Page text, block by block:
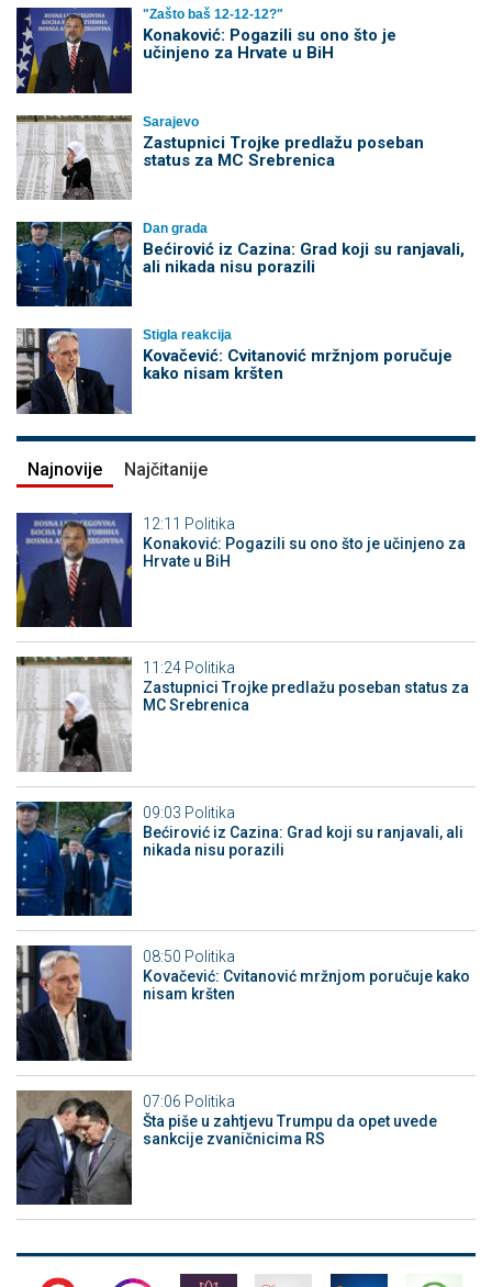
"Zašto baš 12-12-12?"
Konaković: Pogazili su ono što je
učinjeno za Hrvate u BiH
Sarajevo
Zastupnici Trojke predlažu poseban
status za MC Srebrenica
Dan grada
Bećirović iz Cazina: Grad koji su ranjavali,
ali nikada nisu porazili
Stigla reakcija
Kovačević: Cvitanović mržnjom poručuje
kako nisam kršten
Najnovije Najčitanije
12:11 Politika
Konaković: Pogazili su ono što je učinjeno za
Hrvate u BiH
11:24 Politika
Zastupnici Trojke predlažu poseban status za
MC Srebrenica
09:03 Politika
Bećirović iz Cazina: Grad koji su ranjavali, ali
nikada nisu porazili
08:50 Politika
Kovačević: Cvitanović mržnjom poručuje kako
nisam kršten
07:06 Politika
Šta piše u zahtjevu Trumpu da opet uvede
sankcije zvaničnicima RS